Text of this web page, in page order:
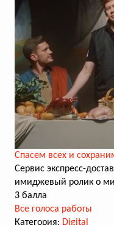
Cпасем всех и
Сервис экспресс-
имиджевый ролик о
3 балла
Все голоса работы
Категория: Digital